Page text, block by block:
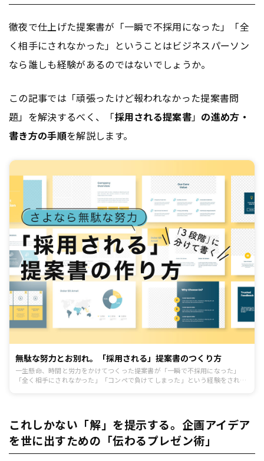
徹夜で仕上げた提案書が「一瞬で不採用になった」「全
く相手にされなかった」ということはビジネスパーソン
なら誰しも経験があるのではないでしょうか。
この記事では「頑張ったけど報われなかった提案書問
題」を解決するべく、「採用される提案書」 の進め方・
書き方の手順を解説します。
無駄な努力とお別れ。「採用される」提案書のつくり方
一生懸命、時間と労力をかけてつくった提案書が「一瞬で不採用になった」
「全く相手にされなかった」「コンペで負けてしまった」という経験をされて
ンナーとして活躍し、数々の競合コンペを獲得してきた久利洋生氏。
これしかない「解」を提示する。企画アイデア
を世に出すための「伝わるプレゼン術」